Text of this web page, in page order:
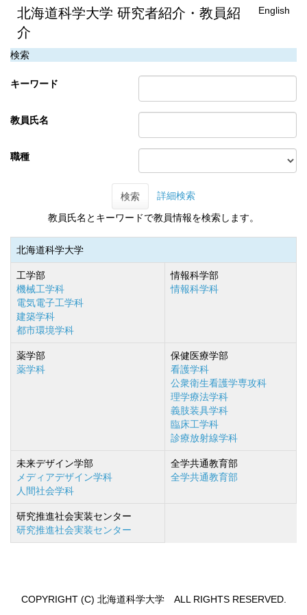
北海道科学大学 研究者紹介・教員紹
介
English
検索
キーワード
教員氏名
職種
検索 詳細検索
教員氏名とキーワードで教員情報を検索します。
北海道科学大学
工学部
機械工学科
電気電子工学科
建築学科
都市環境学科
情報科学部
情報科学科
薬学部
薬学科
保健医療学部
看護学科
公衆衛生看護学専攻科
理学療法学科
義肢装具学科
臨床工学科
診療放射線学科
未来デザイン学部
メディアデザイン学科
人間社会学科
全学共通教育部
全学共通教育部
研究推進社会実装センター
研究推進社会実装センター
COPYRIGHT (C) 北海道科学大学 ALL RIGHTS RESERVED.